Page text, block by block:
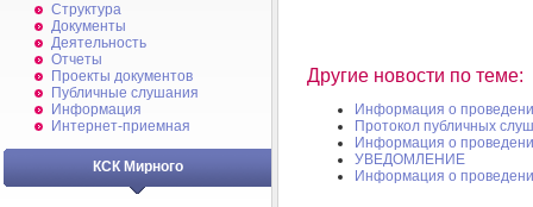
Структура
Документы
Деятельность
Отчеты
Проекты документов
Публичные слушания
Информация
Интернет-приемная
КСК Мирного
Другие новости по теме:
Информация о
Протокол публичных
Информация о
УВЕДОМЛЕНИЕ
Информация о